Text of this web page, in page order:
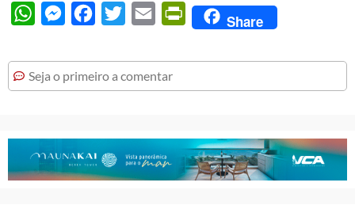
WhatsAppMessengerFacebook
Twitter Email PrintFriendly
Share
Seja o primeiro a comentar